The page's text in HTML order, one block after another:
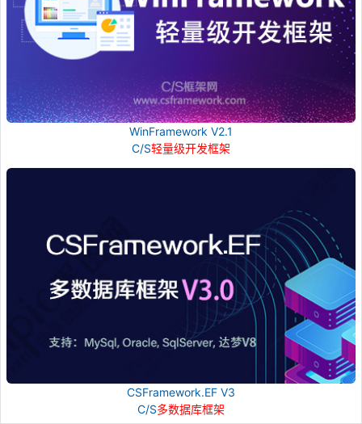
WinFramework V2.1
C/S轻量级开发框架
CSFramework.EF V3
C/S多数据库框架